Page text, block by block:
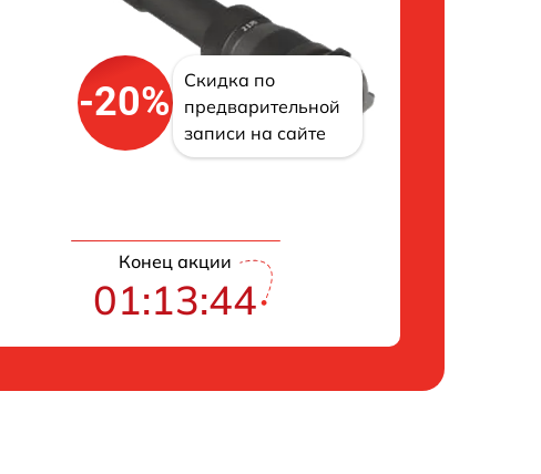
-20%
Скидка по
предварительной
записи на сайте
Конец акции
01:13:43